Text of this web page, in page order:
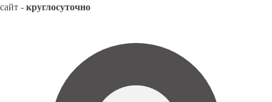
сайт - круглосуточно